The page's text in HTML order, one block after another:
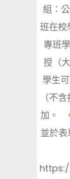
組：
班在校
專班
授（
學生
（不
加。
並於